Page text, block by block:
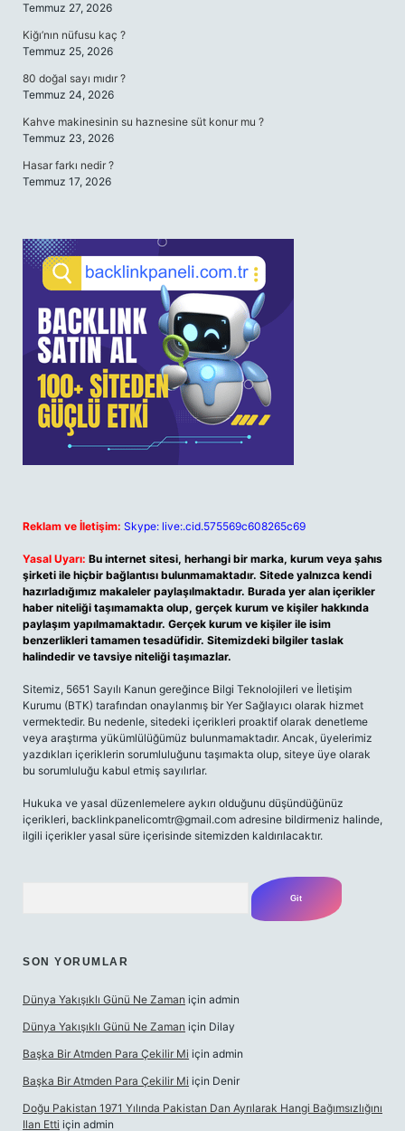
Temmuz 27, 2026
Kiğı’nın nüfusu kaç ?
Temmuz 25, 2026
80 doğal sayı mıdır ?
Temmuz 24, 2026
Kahve makinesinin su haznesine süt konur mu ?
Temmuz 23, 2026
Hasar farkı nedir ?
Temmuz 17, 2026
Reklam ve İletişim: Skype: live:.cid.575569c608265c69
Yasal Uyarı: Bu internet sitesi, herhangi bir marka, kurum veya şahıs
şirketi ile hiçbir bağlantısı bulunmamaktadır. Sitede yalnızca kendi
hazırladığımız makaleler paylaşılmaktadır. Burada yer alan içerikler
haber niteliği taşımamakta olup, gerçek kurum ve kişiler hakkında
paylaşım yapılmamaktadır. Gerçek kurum ve kişiler ile isim
benzerlikleri tamamen tesadüfidir. Sitemizdeki bilgiler taslak
halindedir ve tavsiye niteliği taşımazlar.
Sitemiz, 5651 Sayılı Kanun gereğince Bilgi Teknolojileri ve İletişim
Kurumu (BTK) tarafından onaylanmış bir Yer Sağlayıcı olarak hizmet
vermektedir. Bu nedenle, sitedeki içerikleri proaktif olarak denetleme
veya araştırma yükümlülüğümüz bulunmamaktadır. Ancak, üyelerimiz
yazdıkları içeriklerin sorumluluğunu taşımakta olup, siteye üye olarak
bu sorumluluğu kabul etmiş sayılırlar.
Hukuka ve yasal düzenlemelere aykırı olduğunu düşündüğünüz
içerikleri, backlinkpanelicomtr@gmail.com adresine bildirmeniz halinde,
ilgili içerikler yasal süre içerisinde sitemizden kaldırılacaktır.
SON YORUMLAR
Dünya Yakışıklı Günü Ne Zaman için admin
Dünya Yakışıklı Günü Ne Zaman için Dilay
Başka Bir Atmden Para Çekilir Mi için admin
Başka Bir Atmden Para Çekilir Mi için Denir
Doğu Pakistan 1971 Yılında Pakistan Dan Ayrılarak Hangi Bağımsızlığını
Ilan Etti için admin